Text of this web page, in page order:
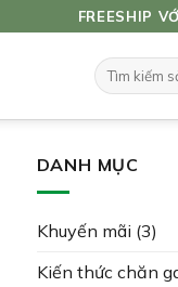
FREESHIP
Tìm
kiếm:
DANH MỤC
Khuyến mãi (3)
Kiến thức chăn